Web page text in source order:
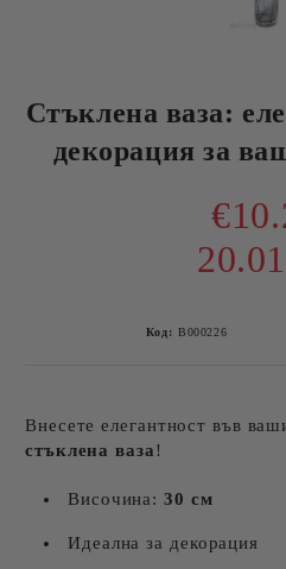
Стъклена ваза:
декорация за
Код: B000226
Внесете елегантност във
стъклена ваза!
Височина: 30 см
Идеална за декорация